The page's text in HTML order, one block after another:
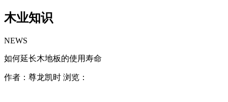
木业知识
NEWS
如何延长木地板的使用寿命
作者：尊龙凯时 浏览：